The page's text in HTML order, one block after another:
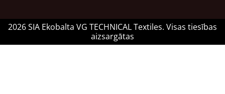
2026 SIA Ekobalta VG TECHNICAL Textiles. Visas tiesības
aizsargātas